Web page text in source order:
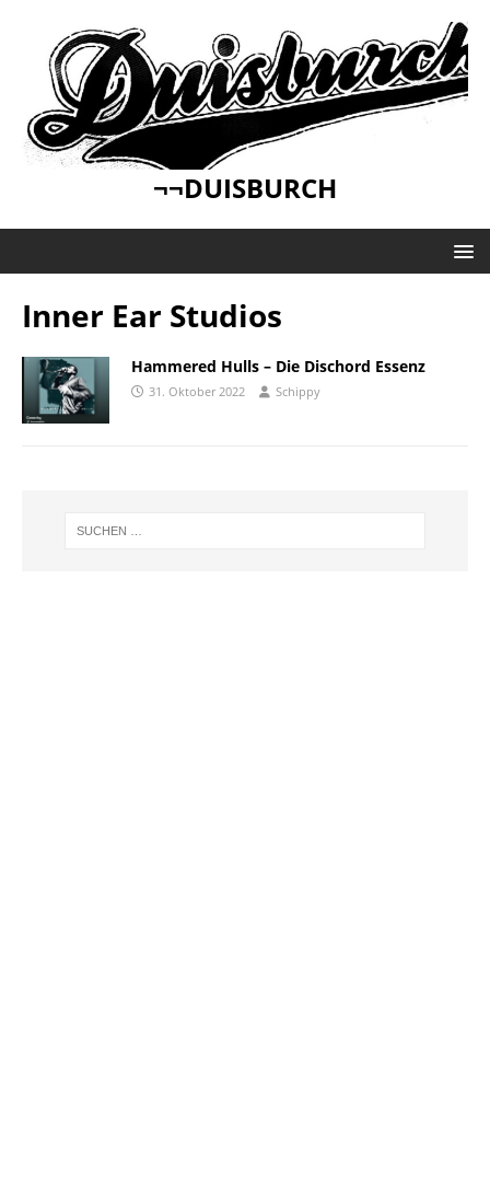
¬¬DUISBURCH
Inner Ear Studios
Hammered Hulls – Die Dischord Essenz
31. Oktober 2022 Schippy